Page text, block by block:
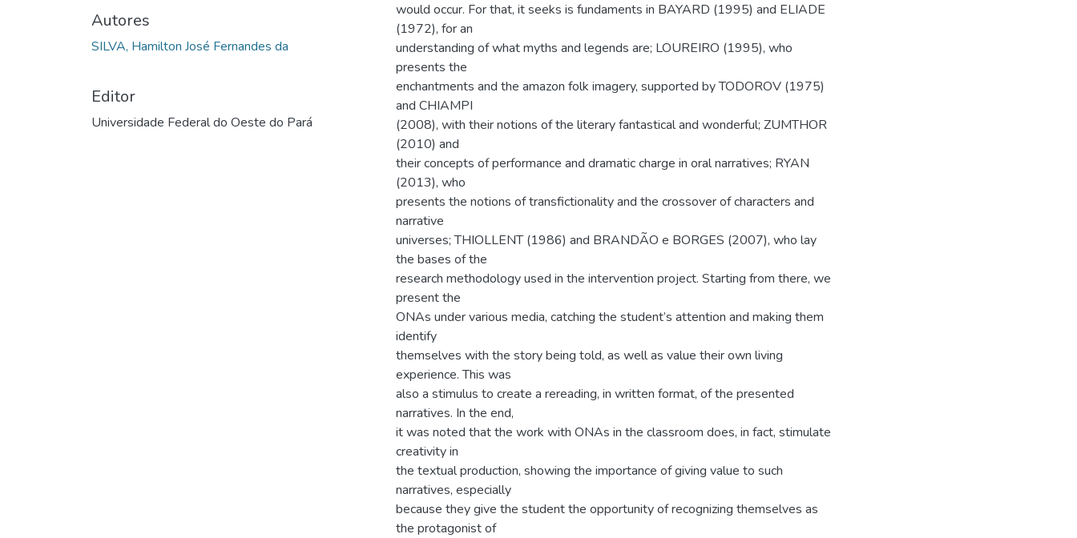
Autores
SILVA, Hamilton José Fernandes da
Editor
Universidade Federal do Oeste do Pará
would occur. For that, it seeks is fundaments in BAYARD (1995) and ELIADE
(1972), for an
understanding of what myths and legends are; LOUREIRO (1995), who
presents the
enchantments and the amazon folk imagery, supported by TODOROV (1975)
and CHIAMPI
(2008), with their notions of the literary fantastical and wonderful; ZUMTHOR
(2010) and
their concepts of performance and dramatic charge in oral narratives; RYAN
(2013), who
presents the notions of transfictionality and the crossover of characters and
narrative
universes; THIOLLENT (1986) and BRANDÃO e BORGES (2007), who lay
the bases of the
research methodology used in the intervention project. Starting from there, we
present the
ONAs under various media, catching the student’s attention and making them
identify
themselves with the story being told, as well as value their own living
experience. This was
also a stimulus to create a rereading, in written format, of the presented
narratives. In the end,
it was noted that the work with ONAs in the classroom does, in fact, stimulate
creativity in
the textual production, showing the importance of giving value to such
narratives, especially
because they give the student the opportunity of recognizing themselves as
the protagonist of